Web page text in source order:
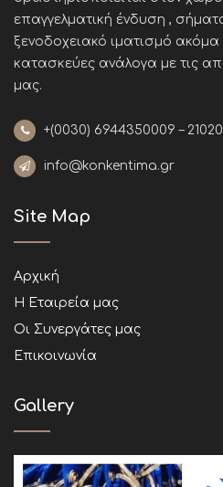
επαγγελματική ένδυση ,
ξενοδοχειακό ιματισμό ακόμα
κατασκεύες ανάλογα με τις
μας.
+(0030) 6944350009 –
info@konkentima.gr
Site Map
Αρχική
Η Εταιρεία μας
Οι Συνεργάτες μας
Επικοινωνία
Gallery